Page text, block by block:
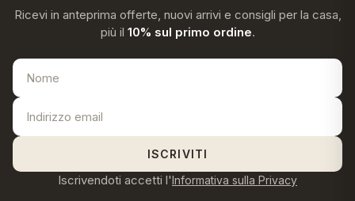
Ricevi in anteprima offerte, nuovi arrivi e consigli per la casa,
più il 10% sul primo ordine.
ISCRIVITI
Iscrivendoti accetti l'Informativa sulla Privacy